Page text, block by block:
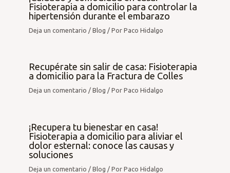
Fisioterapia a domicilio para controlar la
hipertensión durante el embarazo
Deja un comentario /Blog / PorPaco Hidalgo
Recupérate sin salir de casa: Fisioterapia
a domicilio para la Fractura de Colles
Deja un comentario /Blog / PorPaco Hidalgo
¡Recupera tu bienestar en casa!
Fisioterapia a domicilio para aliviar el
dolor esternal: conoce las causas y
soluciones
Deja un comentario /Blog / PorPaco Hidalgo